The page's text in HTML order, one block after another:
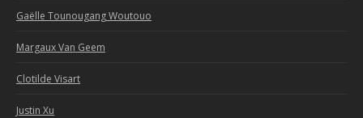
Gaëlle Tounougang Woutouo
Margaux Van Geem
Clotilde Visart
Justin Xu